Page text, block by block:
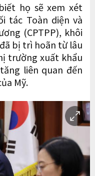
họ sẽ xem xét
tác Toàn diện và
(CPTPP), khôi
bị trì hoãn từ lâu
trường xuất khẩu
liên quan đến
Mỹ.